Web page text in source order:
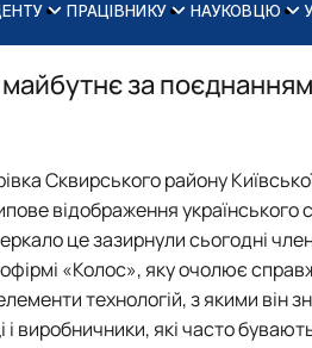
2026
НМТ
foreigners
ПРАЦІВНИКУ НАУКОВЦЮ
за поєднанням
Сквирського району
відображення
це зазирнули сьогодні
«Колос», яку очолює
технологій, з якими він
і виробничники, які часто